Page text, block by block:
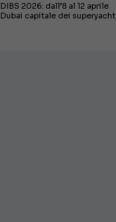
DIBS 2026: dall’8 al 12 aprile
Dubai capitale dei superyacht